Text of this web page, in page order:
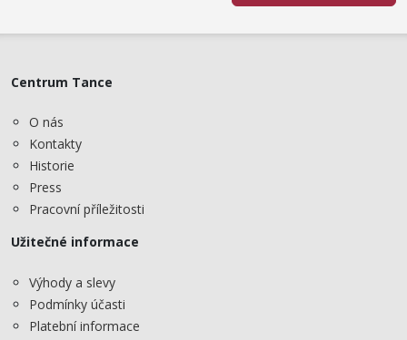
Centrum Tance
O nás
Kontakty
Historie
Press
Pracovní příležitosti
Užitečné informace
Výhody a slevy
Podmínky účasti
Platební informace